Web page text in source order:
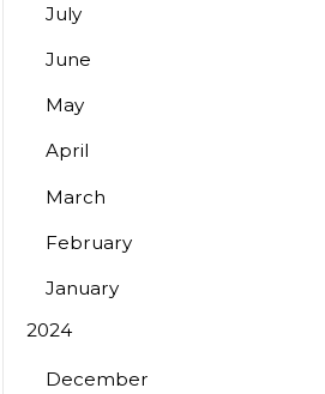
July
June
May
April
March
February
January
2024
December